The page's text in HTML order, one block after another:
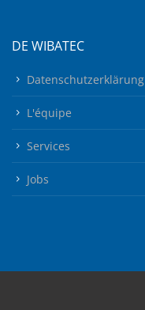
DE WIBATEC
Datenschutzerklärung
L'équipe
Services
Jobs